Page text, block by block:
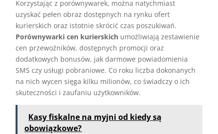
Korzystając z porównywarek, można natychmiast
uzyskać pełen obraz dostępnych na rynku ofert
kurierskich oraz istotnie skrócić czas poszukiwań.
Porównywarki cen kurierskich umożliwiają zestawienie
cen przewoźników, dostępnych promocji oraz
dodatkowych bonusów, jak darmowe powiadomienia
SMS czy usługi pobraniowe. Co roku liczba dokonanych
na nich wycen sięga kilku milionów, co świadczy o ich
skuteczności i zaufaniu użytkowników.
Kasy fiskalne na myjni od kiedy są
obowiązkowe?